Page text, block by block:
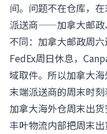
间。问题不在仓库，
派送商——加拿大邮政
不同：加拿大邮政周
FedEx周日休息，
域取件。所以加拿大
末端派送商的周末时刻
加拿大海外仓周末出
丰叶物流内部把周末出